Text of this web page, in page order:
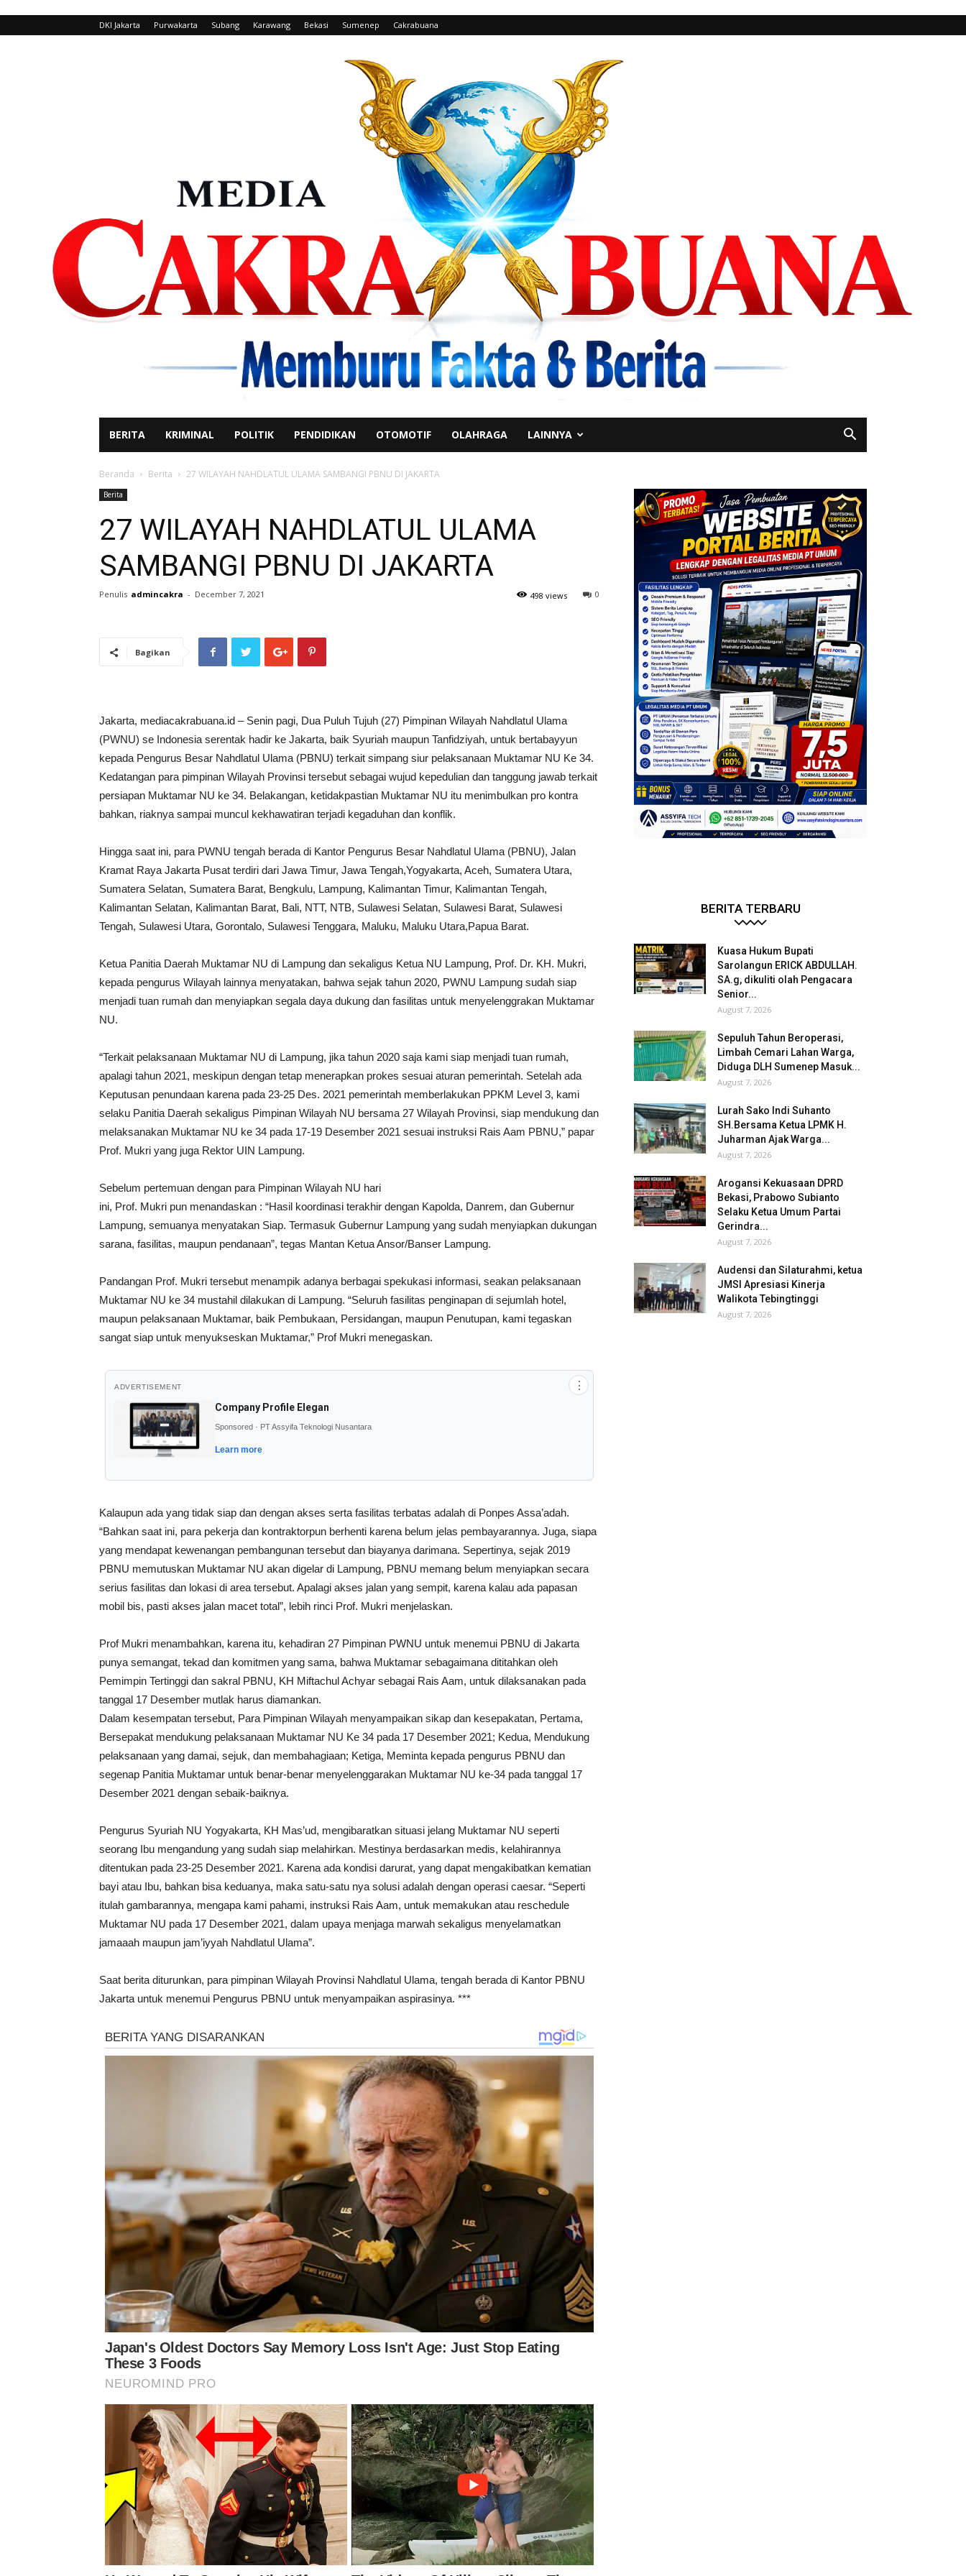
DKI Jakarta Purwakarta Subang Karawang Bekasi Sumenep Cakrabuana
BERITA KRIMINAL POLITIK PENDIDIKAN OTOMOTIF OLAHRAGA LAINNYA
Beranda Berita 27 WILAYAH NAHDLATUL ULAMA SAMBANGI PBNU DI JAKARTA
Berita
27 WILAYAH NAHDLATUL ULAMA
SAMBANGI PBNU DI JAKARTA
Penulis admincakra - December 7, 2021 0
498 views
Bagikan
Jakarta, mediacakrabuana.id – Senin pagi, Dua Puluh Tujuh (27) Pimpinan Wilayah Nahdlatul Ulama
(PWNU) se Indonesia serentak hadir ke Jakarta, baik Syuriah maupun Tanfidziyah, untuk bertabayyun
kepada Pengurus Besar Nahdlatul Ulama (PBNU) terkait simpang siur pelaksanaan Muktamar NU Ke 34.
Kedatangan para pimpinan Wilayah Provinsi tersebut sebagai wujud kepedulian dan tanggung jawab terkait
persiapan Muktamar NU ke 34. Belakangan, ketidakpastian Muktamar NU itu menimbulkan pro kontra
bahkan, riaknya sampai muncul kekhawatiran terjadi kegaduhan dan konflik.
Hingga saat ini, para PWNU tengah berada di Kantor Pengurus Besar Nahdlatul Ulama (PBNU), Jalan
Kramat Raya Jakarta Pusat terdiri dari Jawa Timur, Jawa Tengah,Yogyakarta, Aceh, Sumatera Utara,
Sumatera Selatan, Sumatera Barat, Bengkulu, Lampung, Kalimantan Timur, Kalimantan Tengah,
Kalimantan Selatan, Kalimantan Barat, Bali, NTT, NTB, Sulawesi Selatan, Sulawesi Barat, Sulawesi
Tengah, Sulawesi Utara, Gorontalo, Sulawesi Tenggara, Maluku, Maluku Utara,Papua Barat.
Ketua Panitia Daerah Muktamar NU di Lampung dan sekaligus Ketua NU Lampung, Prof. Dr. KH. Mukri,
kepada pengurus Wilayah lainnya menyatakan, bahwa sejak tahun 2020, PWNU Lampung sudah siap
menjadi tuan rumah dan menyiapkan segala daya dukung dan fasilitas untuk menyelenggrakan Muktamar
NU.
“Terkait pelaksanaan Muktamar NU di Lampung, jika tahun 2020 saja kami siap menjadi tuan rumah,
apalagi tahun 2021, meskipun dengan tetap menerapkan prokes sesuai aturan pemerintah. Setelah ada
Keputusan penundaan karena pada 23-25 Des. 2021 pemerintah memberlakukan PPKM Level 3, kami
selaku Panitia Daerah sekaligus Pimpinan Wilayah NU bersama 27 Wilayah Provinsi, siap mendukung dan
melaksanakan Muktamar NU ke 34 pada 17-19 Desember 2021 sesuai instruksi Rais Aam PBNU,” papar
Prof. Mukri yang juga Rektor UIN Lampung.
Sebelum pertemuan dengan para Pimpinan Wilayah NU hari
ini, Prof. Mukri pun menandaskan : “Hasil koordinasi terakhir dengan Kapolda, Danrem, dan Gubernur
Lampung, semuanya menyatakan Siap. Termasuk Gubernur Lampung yang sudah menyiapkan dukungan
sarana, fasilitas, maupun pendanaan”, tegas Mantan Ketua Ansor/Banser Lampung.
Pandangan Prof. Mukri tersebut menampik adanya berbagai spekukasi informasi, seakan pelaksanaan
Muktamar NU ke 34 mustahil dilakukan di Lampung. “Seluruh fasilitas penginapan di sejumlah hotel,
maupun pelaksanaan Muktamar, baik Pembukaan, Persidangan, maupun Penutupan, kami tegaskan
sangat siap untuk menyukseskan Muktamar,” Prof Mukri menegaskan.
ADVERTISEMENT ⋮
Company Profile Elegan
Sponsored · PT Assyifa Teknologi Nusantara
Learn more
Kalaupun ada yang tidak siap dan dengan akses serta fasilitas terbatas adalah di Ponpes Assa’adah.
“Bahkan saat ini, para pekerja dan kontraktorpun berhenti karena belum jelas pembayarannya. Juga, siapa
yang mendapat kewenangan pembangunan tersebut dan biayanya darimana. Sepertinya, sejak 2019
PBNU memutuskan Muktamar NU akan digelar di Lampung, PBNU memang belum menyiapkan secara
serius fasilitas dan lokasi di area tersebut. Apalagi akses jalan yang sempit, karena kalau ada papasan
mobil bis, pasti akses jalan macet total”, lebih rinci Prof. Mukri menjelaskan.
Prof Mukri menambahkan, karena itu, kehadiran 27 Pimpinan PWNU untuk menemui PBNU di Jakarta
punya semangat, tekad dan komitmen yang sama, bahwa Muktamar sebagaimana dititahkan oleh
Pemimpin Tertinggi dan sakral PBNU, KH Miftachul Achyar sebagai Rais Aam, untuk dilaksanakan pada
tanggal 17 Desember mutlak harus diamankan.
Dalam kesempatan tersebut, Para Pimpinan Wilayah menyampaikan sikap dan kesepakatan, Pertama,
Bersepakat mendukung pelaksanaan Muktamar NU Ke 34 pada 17 Desember 2021; Kedua, Mendukung
pelaksanaan yang damai, sejuk, dan membahagiaan; Ketiga, Meminta kepada pengurus PBNU dan
segenap Panitia Muktamar untuk benar-benar menyelenggarakan Muktamar NU ke-34 pada tanggal 17
Desember 2021 dengan sebaik-baiknya.
Pengurus Syuriah NU Yogyakarta, KH Mas’ud, mengibaratkan situasi jelang Muktamar NU seperti
seorang Ibu mengandung yang sudah siap melahirkan. Mestinya berdasarkan medis, kelahirannya
ditentukan pada 23-25 Desember 2021. Karena ada kondisi darurat, yang dapat mengakibatkan kematian
bayi atau Ibu, bahkan bisa keduanya, maka satu-satu nya solusi adalah dengan operasi caesar. “Seperti
itulah gambarannya, mengapa kami pahami, instruksi Rais Aam, untuk memakukan atau reschedule
Muktamar NU pada 17 Desember 2021, dalam upaya menjaga marwah sekaligus menyelamatkan
jamaaah maupun jam’iyyah Nahdlatul Ulama”.
Saat berita diturunkan, para pimpinan Wilayah Provinsi Nahdlatul Ulama, tengah berada di Kantor PBNU
Jakarta untuk menemui Pengurus PBNU untuk menyampaikan aspirasinya. ***
BERITA TERBARU
Kuasa Hukum Bupati
Sarolangun ERICK ABDULLAH.
SA.g, dikuliti olah Pengacara
Senior...
August 7, 2026
Sepuluh Tahun Beroperasi,
Limbah Cemari Lahan Warga,
Diduga DLH Sumenep Masuk...
August 7, 2026
Lurah Sako Indi Suhanto
SH.Bersama Ketua LPMK H.
Juharman Ajak Warga...
August 7, 2026
Arogansi Kekuasaan DPRD
Bekasi, Prabowo Subianto
Selaku Ketua Umum Partai
Gerindra...
August 7, 2026
Audensi dan Silaturahmi, ketua
JMSI Apresiasi Kinerja
Walikota Tebingtinggi
August 7, 2026